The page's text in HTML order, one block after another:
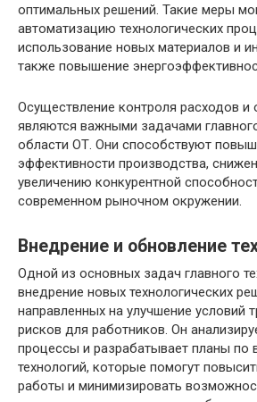
оптимальных решений. Такие меры
автоматизацию технологических
использование новых материалов и
также повышение
Осуществление контроля расходов и
являются важными задачами
области ОТ. Они способствуют
эффективности производства,
увеличению конкурентной
современном рыночном окружении.
Внедрение и обновление
Одной из основных задач главного
внедрение новых технологических
направленных на улучшение условий
рисков для работников. Он
процессы и разрабатывает планы по
технологий, которые помогут
работы и минимизировать